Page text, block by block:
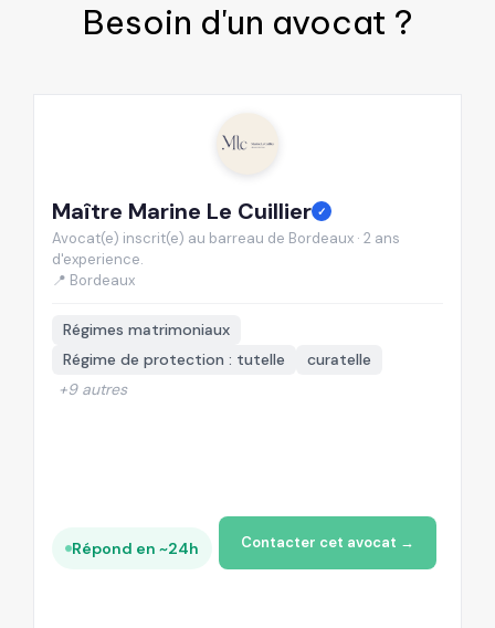
Besoin d'un avocat ?
Maître Marine Le Cuillier ✓
Avocat(e) inscrit(e) au barreau de Bordeaux · 2 ans
d'experience.
📍 Bordeaux
Régimes matrimoniaux
Régime de protection : tutelle
curatelle
+9 autres
Répond en ~24h Contacter cet avocat →